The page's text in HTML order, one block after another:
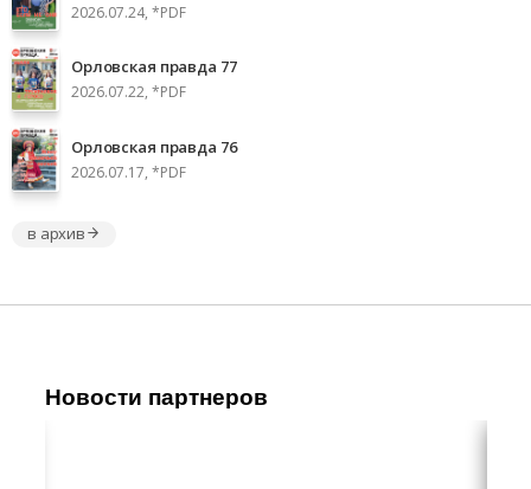
2026.07.24, *PDF
Орловская правда 77
2026.07.22, *PDF
Орловская правда 76
2026.07.17, *PDF
в архив
Новости партнеров